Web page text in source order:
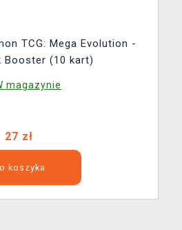
TCG: Mega Evolution -
Booster (10 kart)
magazynie
27 zł
koszyka